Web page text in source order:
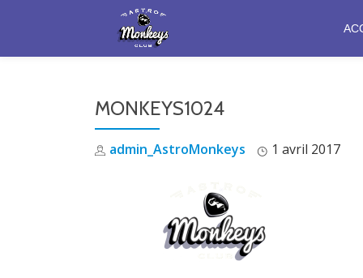
MONKEYS1024
admin_AstroMonkeys 1 avril 2017